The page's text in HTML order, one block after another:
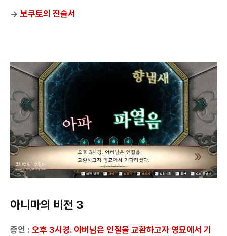
→ 보쿠토의 진술서
아니마의 비전 3
증언 : 오후 3시경. 아버님은 인질을 교환하고자 영묘에서 기